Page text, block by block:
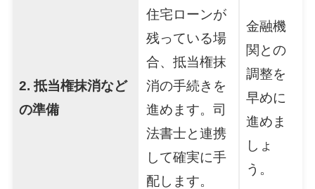
2. 抵当権抹消など
の準備
住宅ローンが
残っている場
合、抵当権抹
消の手続きを
進めます。司
法書士と連携
して確実に手
配します。
金融機
関との
調整を
早めに
進めま
しょ
う。